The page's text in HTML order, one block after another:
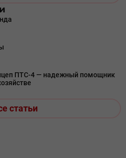
ПТС-4 — надежный помощник
статьи